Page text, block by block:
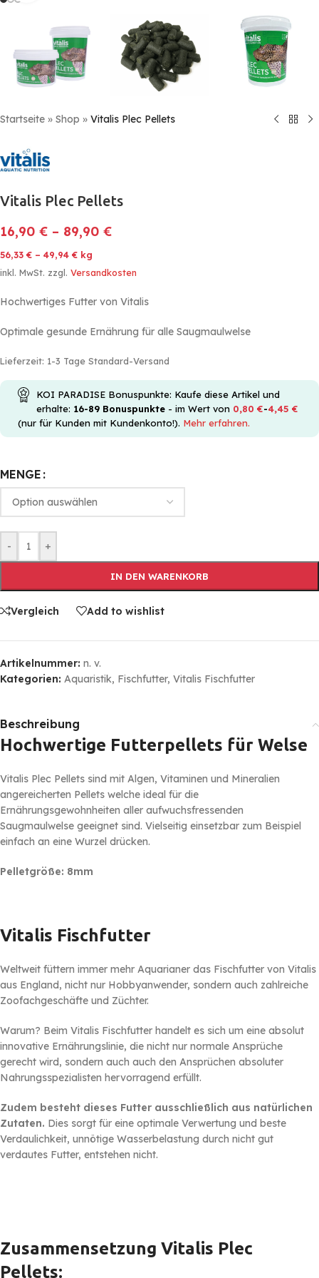
Startseite » Shop » Vitalis Plec Pellets
Vitalis Plec Pellets
16,90 € – 89,90 €
56,33 € – 49,94 € kg
inkl. MwSt. zzgl. Versandkosten
Hochwertiges Futter von Vitalis
Optimale gesunde Ernährung für alle Saugmaulwelse
Lieferzeit: 1-3 Tage Standard-Versand
KOI PARADISE Bonuspunkte: Kaufe diese Artikel und
erhalte: 16-89 Bonuspunkte - im Wert von 0,80 €-4,45 €
(nur für Kunden mit Kundenkonto!). Mehr erfahren.
MENGE
- +
IN DEN WARENKORB
Vergleich Add to wishlist
Artikelnummer: n. v.
Kategorien: Aquaristik, Fischfutter, Vitalis Fischfutter
Beschreibung
Hochwertige Futterpellets für Welse
Vitalis Plec Pellets sind mit Algen, Vitaminen und Mineralien
angereicherten Pellets welche ideal für die
Ernährungsgewohnheiten aller aufwuchsfressenden
Saugmaulwelse geeignet sind. Vielseitig einsetzbar zum Beispiel
einfach an eine Wurzel drücken.
Pelletgröße: 8mm
Vitalis Fischfutter
Weltweit füttern immer mehr Aquarianer das Fischfutter von Vitalis
aus England, nicht nur Hobbyanwender, sondern auch zahlreiche
Zoofachgeschäfte und Züchter.
Warum? Beim Vitalis Fischfutter handelt es sich um eine absolut
innovative Ernährungslinie, die nicht nur normale Ansprüche
gerecht wird, sondern auch auch den Ansprüchen absoluter
Nahrungsspezialisten hervorragend erfüllt.
Zudem besteht dieses Futter ausschließlich aus natürlichen
Zutaten. Dies sorgt für eine optimale Verwertung und beste
Verdaulichkeit, unnötige Wasserbelastung durch nicht gut
verdautes Futter, entstehen nicht.
Zusammensetzung Vitalis Plec
Pellets: